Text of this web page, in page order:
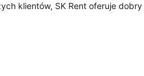
klientów, SK Rent oferuje